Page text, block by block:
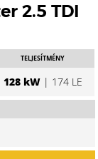
2.5 TDI
TELJESÍTMÉNY
128 kW| 174 LE